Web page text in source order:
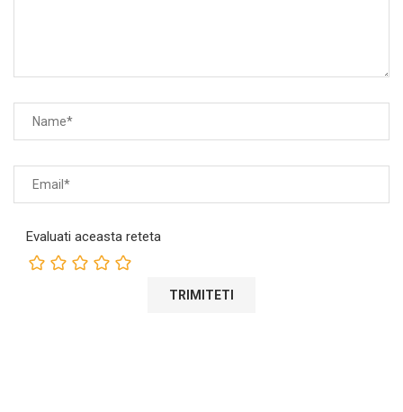
Evaluati aceasta reteta